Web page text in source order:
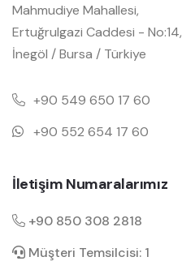
Mahmudiye Mahallesi,
Ertuğrulgazi Caddesi - No:14,
İnegöl / Bursa / Türkiye
+90 549 650 17 60
+90 552 654 17 60
İletişim Numaralarımız
+90 850 308 2818
Müşteri Temsilcisi: 1